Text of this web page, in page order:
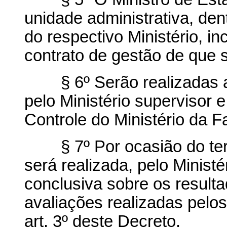
unidade administrativa,
do respectivo Ministério,
contrato de gestão de que
§ 6º Serão realizadas
pelo Ministério supervisor
Controle do Ministério da
§ 7º Por ocasião do
será realizada, pelo
conclusiva sobre os
avaliações realizadas
art. 3º deste Decreto.